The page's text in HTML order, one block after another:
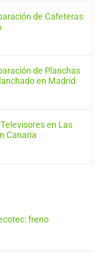
de Cafeteras
de Planchas
en Madrid
en Las
Canaria
freno